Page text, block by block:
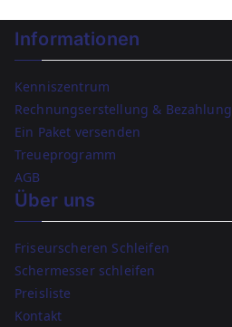
Informationen
Kenniszentrum
Rechnungserstellung & Bezahlung
Ein Paket versenden
Treueprogramm
AGB
Über uns
Friseurscheren Schleifen
Schermesser schleifen
Preisliste
Kontakt